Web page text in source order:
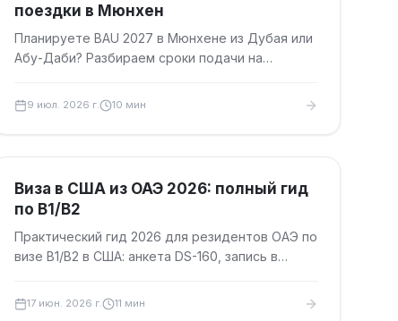
поездки в Мюнхен
Планируете BAU 2027 в Мюнхене из Дубая или
Абу-Даби? Разбираем сроки подачи на
безопасное окно оформления.
9 июл. 2026 г. 10 мин
Туристические визы
Виза в США из ОАЭ 2026: полный гид
по B1/B2
Практический гид 2026 для резидентов ОАЭ по
визе B1/B2 в США: анкета DS-160, запись в
интервью и сроки.
17 июн. 2026 г. 11 мин